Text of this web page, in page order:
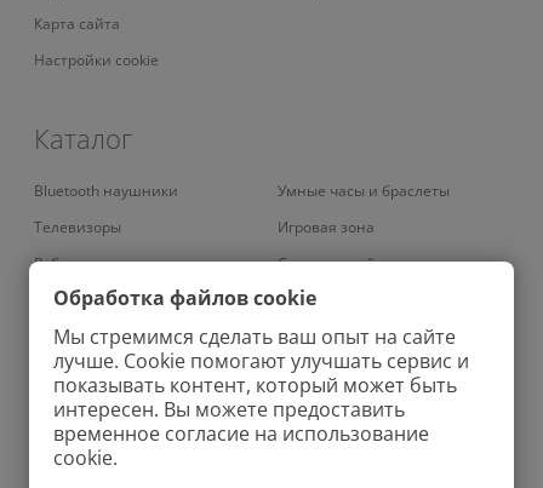
Карта сайта
Настройки cookie
Каталог
Bluetooth наушники
Телевизоры
Роботы-пылесосы
Умные кондиционеры
Вертикальные пылесосы
Роботы-мойщики окон
Колонки
Проекторы
Умные часы и браслеты
Игровая зона
Смарт-устройства
Умный дом
Аудио
Зубные щетки
Велосипеды
Зарядные устройства
Обработка файлов cookie
Мы стремимся сделать ваш опыт на сайте
лучше. Cookie помогают улучшать сервис и
показывать контент, который может быть
интересен. Вы можете предоставить
временное согласие на использование
cookie.